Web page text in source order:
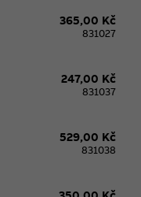
365,00 Kč
831027
247,00 Kč
831037
529,00 Kč
831038